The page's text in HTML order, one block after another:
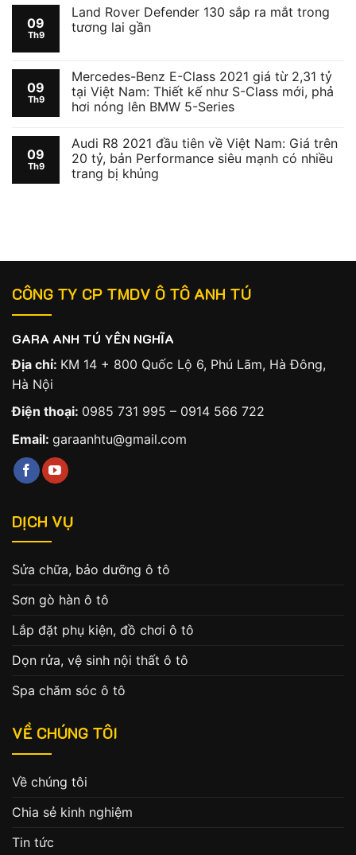
09
Th9
Land Rover Defender 130 sắp ra mắt trong
tương lai gần
09
Th9
Mercedes-Benz E-Class 2021 giá từ 2,31 tỷ
tại Việt Nam: Thiết kế như S-Class mới, phả
hơi nóng lên BMW 5-Series
09
Th9
Audi R8 2021 đầu tiên về Việt Nam: Giá trên
20 tỷ, bản Performance siêu mạnh có nhiều
trang bị khủng
CÔNG TY CP TMDV Ô TÔ ANH TÚ
GARA ANH TÚ YÊN NGHĨA
Địa chỉ: KM 14 + 800 Quốc Lộ 6, Phú Lãm, Hà Đông,
Hà Nội
Điện thoại: 0985 731 995 – 0914 566 722
Email: garaanhtu@gmail.com
DỊCH VỤ
Sửa chữa, bảo dưỡng ô tô
Sơn gò hàn ô tô
Lắp đặt phụ kiện, đồ chơi ô tô
Dọn rửa, vệ sinh nội thất ô tô
Spa chăm sóc ô tô
VỀ CHÚNG TÔI
Về chúng tôi
Chia sẻ kinh nghiệm
Tin tức